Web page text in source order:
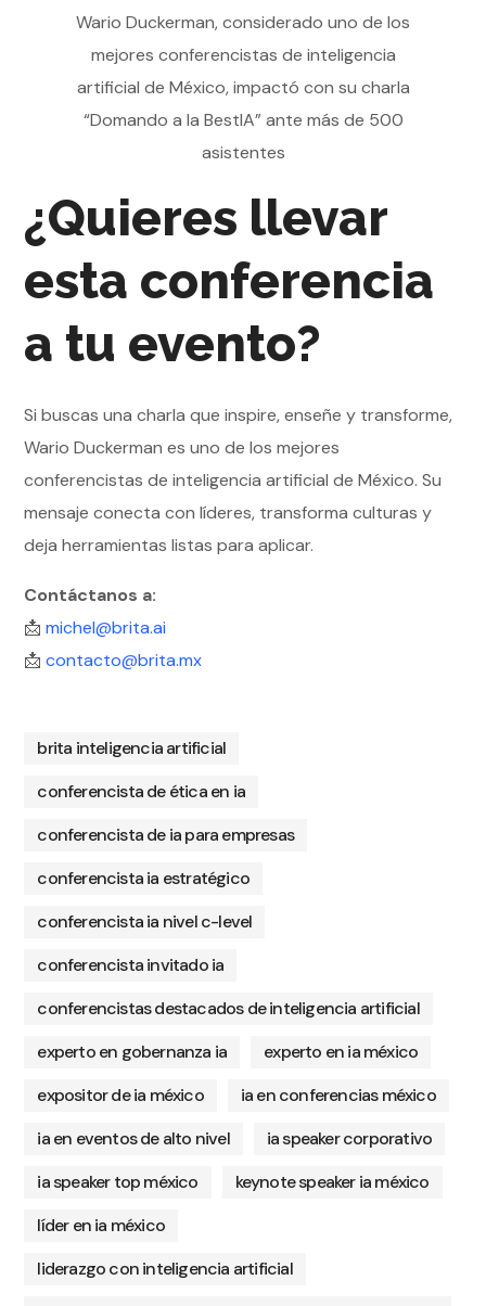
Wario Duckerman, considerado uno de los
mejores conferencistas de inteligencia
artificial de México, impactó con su charla
“Domando a la BestIA” ante más de 500
asistentes
¿Quieres llevar
esta conferencia
a tu evento?
Si buscas una charla que inspire, enseñe y transforme,
Wario Duckerman es uno de los mejores
conferencistas de inteligencia artificial de México. Su
mensaje conecta con líderes, transforma culturas y
deja herramientas listas para aplicar.
Contáctanos a:
📩michel@brita.ai
📩contacto@brita.mx
brita inteligencia artificial
conferencista de ética en ia
conferencista de ia para empresas
conferencista ia estratégico
conferencista ia nivel c-level
conferencista invitado ia
conferencistas destacados de inteligencia artificial
experto en gobernanza ia
experto en ia méxico
expositor de ia méxico
ia en conferencias méxico
ia en eventos de alto nivel
ia speaker corporativo
ia speaker top méxico
keynote speaker ia méxico
líder en ia méxico
liderazgo con inteligencia artificial